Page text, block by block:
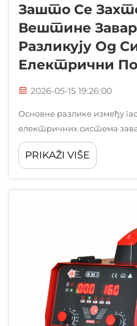
Зашто Се
Вештине
Разликују Од
Електрични
2026-05-15 19:26:00
Основне разлике између
електричних система
далеко изван њихових
различите профиле
PRIKAŽI VIŠE